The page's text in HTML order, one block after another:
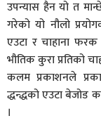
उपन्यास हैन यो त
गरेको यो नौलो
एउटा र चाहाना
भौतिक कुरा प्रतिको
कलम प्रकाशनले
द्धन्द्धको एउटा बेजोड
।